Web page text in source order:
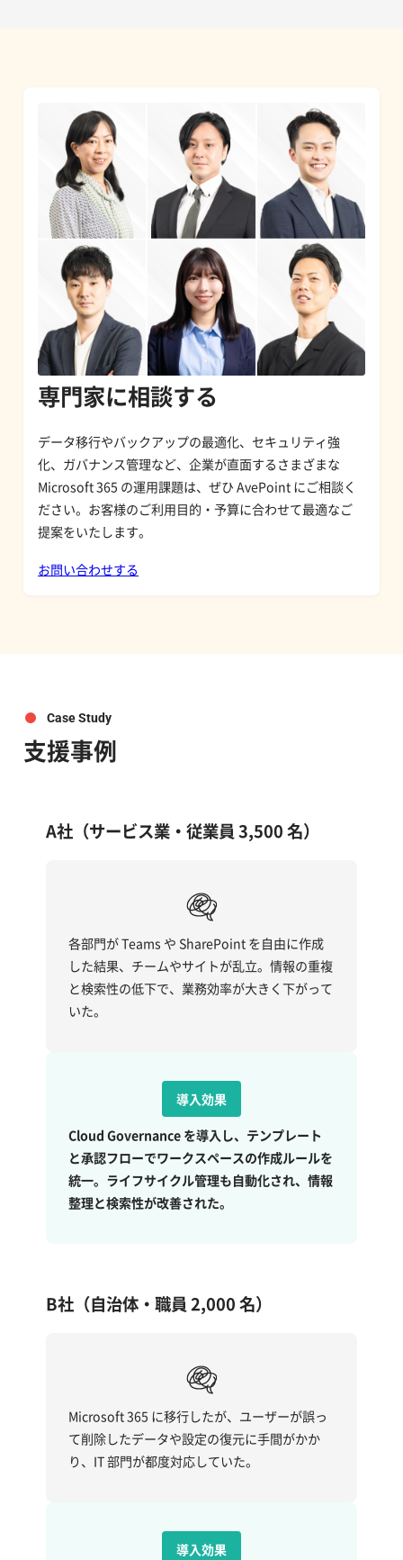
専門家に相談する
データ移行やバックアップの最適化、セキュリティ強
化、ガバナンス管理など、企業が直面するさまざまな
Microsoft 365 の運用課題は、ぜひ AvePoint にご相談く
ださい。お客様のご利用目的・予算に合わせて最適なご
提案をいたします。
お問い合わせする
Case Study
支援事例
A社（サービス業・従業員 3,500 名）
各部門が Teams や SharePoint を自由に作成
した結果、チームやサイトが乱立。情報の重複
と検索性の低下で、業務効率が大きく下がって
いた。
導入効果
Cloud Governance を導入し、テンプレート
と承認フローでワークスペースの作成ルールを
統一。ライフサイクル管理も自動化され、情報
整理と検索性が改善された。
B社（自治体・職員 2,000 名）
Microsoft 365 に移行したが、ユーザーが誤っ
て削除したデータや設定の復元に手間がかか
り、IT 部門が都度対応していた。
導入効果